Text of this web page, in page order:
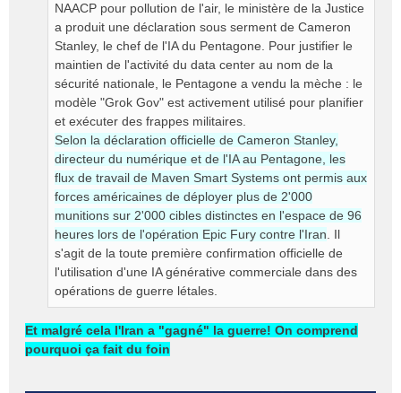
NAACP pour pollution de l'air, le ministère de la Justice
a produit une déclaration sous serment de Cameron
Stanley, le chef de l'IA du Pentagone. Pour justifier le
maintien de l'activité du data center au nom de la
sécurité nationale, le Pentagone a vendu la mèche : le
modèle "Grok Gov" est activement utilisé pour planifier
et exécuter des frappes militaires.
​Selon la déclaration officielle de Cameron Stanley,
directeur du numérique et de l'IA au Pentagone, les
flux de travail de Maven Smart Systems ont permis aux
forces américaines de déployer plus de 2'000
munitions sur 2'000 cibles distinctes en l'espace de 96
heures lors de l'opération Epic Fury contre l'Iran. Il
s'agit de la toute première confirmation officielle de
l'utilisation d'une IA générative commerciale dans des
opérations de guerre létales.
Et malgré cela l'Iran a "gagné" la guerre! On comprend
pourquoi ça fait du foin